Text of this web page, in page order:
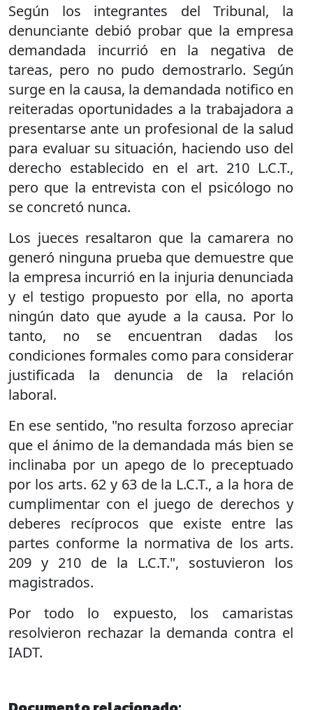
Según los integrantes del Tribunal, la
denunciante debió probar que la empresa
demandada incurrió en la negativa de
tareas, pero no pudo demostrarlo. Según
surge en la causa, la demandada notifico en
reiteradas oportunidades a la trabajadora a
presentarse ante un profesional de la salud
para evaluar su situación, haciendo uso del
derecho establecido en el art. 210 L.C.T.,
pero que la entrevista con el psicólogo no
se concretó nunca.
Los jueces resaltaron que la camarera no
generó ninguna prueba que demuestre que
la empresa incurrió en la injuria denunciada
y el testigo propuesto por ella, no aporta
ningún dato que ayude a la causa. Por lo
tanto, no se encuentran dadas los
condiciones formales como para considerar
justificada la denuncia de la relación
laboral.
En ese sentido, "no resulta forzoso apreciar
que el ánimo de la demandada más bien se
inclinaba por un apego de lo preceptuado
por los arts. 62 y 63 de la L.C.T., a la hora de
cumplimentar con el juego de derechos y
deberes recíprocos que existe entre las
partes conforme la normativa de los arts.
209 y 210 de la L.C.T.", sostuvieron los
magistrados.
Por todo lo expuesto, los camaristas
resolvieron rechazar la demanda contra el
IADT.